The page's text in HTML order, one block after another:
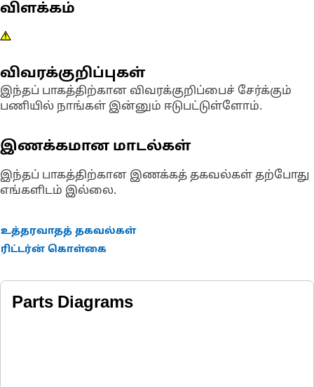
விளக்கம்
விவரக்குறிப்புகள்
இந்தப் பாகத்திற்கான விவரக்குறிப்பைச் சேர்க்கும்
பணியில் நாங்கள் இன்னும் ஈடுபட்டுள்ளோம்.
இணக்கமான மாடல்கள்
இந்தப் பாகத்திற்கான இணக்கத் தகவல்கள் தற்போது
எங்களிடம் இல்லை.
உத்தரவாதத் தகவல்கள்
ரிட்டர்ன் கொள்கை
Parts Diagrams